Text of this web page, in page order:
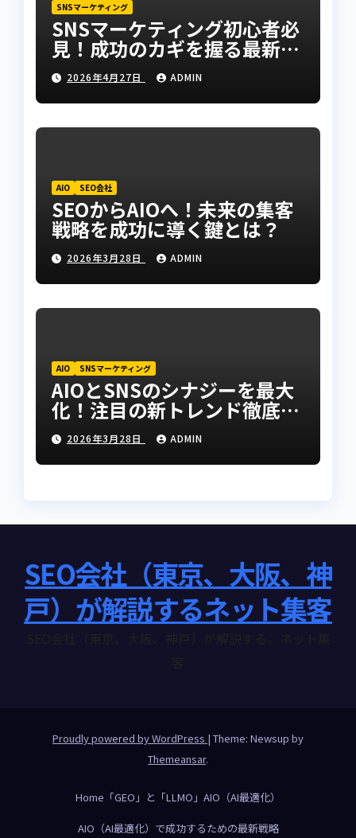
SNSマーケティング
SNSマーケティング初心者必
見！成功のカギを握る最新手
法とは？
2026年4月27日 ADMIN
AIO SEO会社
SEOからAIOへ！未来の集客
戦略を成功に導く鍵とは？
2026年3月28日 ADMIN
AIO SNSマーケティング
AIOとSNSのシナジーを最大
化！注目の新トレンド徹底リ
サーチ
2026年3月28日 ADMIN
SEO会社（東京、大阪、神
戸）が解説するネット集客
Proudly powered by WordPress | Theme: Newsup by
Themeansar.
Home 「GEO」と「LLMO」 AIO（AI最適化）
AIO（AI最適化）で成功するための最新戦略